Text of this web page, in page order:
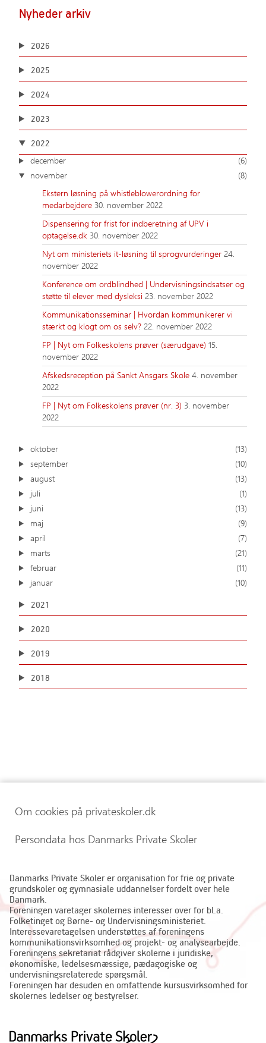
Nyheder arkiv
2026
2025
2024
2023
2022
december
(6)
november
(8)
Ekstern løsning på whistleblowerordning for
medarbejdere 30. november 2022
Dispensering for frist for indberetning af UPV i
optagelse.dk 30. november 2022
Nyt om ministeriets it-løsning til sprogvurderinger 24.
november 2022
Konference om ordblindhed | Undervisningsindsatser og
støtte til elever med dysleksi 23. november 2022
Kommunikationsseminar | Hvordan kommunikerer vi
stærkt og klogt om os selv? 22. november 2022
FP | Nyt om Folkeskolens prøver (særudgave) 15.
november 2022
Afskedsreception på Sankt Ansgars Skole 4. november
2022
FP | Nyt om Folkeskolens prøver (nr. 3) 3. november
2022
oktober
(13)
september
(10)
august
(13)
juli
(1)
juni
(13)
maj
(9)
april
(7)
marts
(21)
februar
(11)
januar
(10)
2021
2020
2019
2018
Om cookies på privateskoler.dk
Persondata hos Danmarks Private Skoler
Danmarks Private Skoler er organisation for frie og private
grundskoler og gymnasiale uddannelser fordelt over hele
Danmark.
Foreningen varetager skolernes interesser over for bl.a.
Folketinget og Børne- og Undervisningsministeriet.
Interessevaretagelsen understøttes af foreningens
kommunikationsvirksomhed og projekt- og analysearbejde.
Foreningens sekretariat rådgiver skolerne i juridiske,
økonomiske, ledelsesmæssige, pædagogiske og
undervisningsrelaterede spørgsmål.
Foreningen har desuden en omfattende kursusvirksomhed for
skolernes ledelser og bestyrelser.